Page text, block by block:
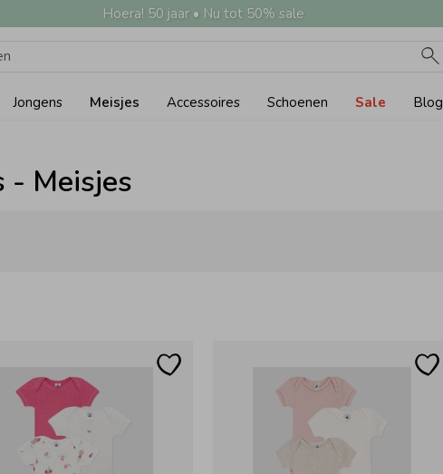
Hoera! 50 jaar • Nu tot 50% sale
Jongens Meisjes Accessoires Schoenen Sale Blog
- Meisjes